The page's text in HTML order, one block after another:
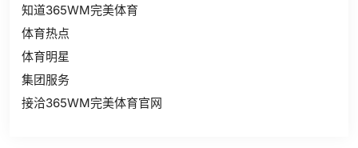
知道365WM完美体育
体育热点
体育明星
集团服务
接洽365WM完美体育官网